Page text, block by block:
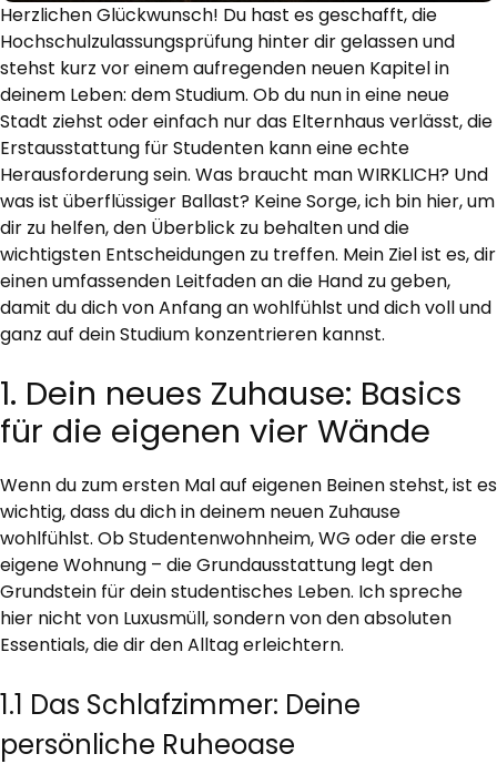
Herzlichen Glückwunsch! Du hast es geschafft, die
Hochschulzulassungsprüfung hinter dir gelassen und
stehst kurz vor einem aufregenden neuen Kapitel in
deinem Leben: dem Studium. Ob du nun in eine neue
Stadt ziehst oder einfach nur das Elternhaus verlässt, die
Erstausstattung für Studenten kann eine echte
Herausforderung sein. Was braucht man WIRKLICH? Und
was ist überflüssiger Ballast? Keine Sorge, ich bin hier, um
dir zu helfen, den Überblick zu behalten und die
wichtigsten Entscheidungen zu treffen. Mein Ziel ist es, dir
einen umfassenden Leitfaden an die Hand zu geben,
damit du dich von Anfang an wohlfühlst und dich voll und
ganz auf dein Studium konzentrieren kannst.
1. Dein neues Zuhause: Basics
für die eigenen vier Wände
Wenn du zum ersten Mal auf eigenen Beinen stehst, ist es
wichtig, dass du dich in deinem neuen Zuhause
wohlfühlst. Ob Studentenwohnheim, WG oder die erste
eigene Wohnung – die Grundausstattung legt den
Grundstein für dein studentisches Leben. Ich spreche
hier nicht von Luxusmüll, sondern von den absoluten
Essentials, die dir den Alltag erleichtern.
1.1 Das Schlafzimmer: Deine
persönliche Ruheoase